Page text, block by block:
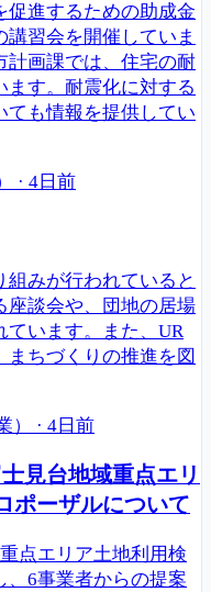
促進するための助成金
習会を開催していま
計画課では、住宅の耐
ます。耐震化に対する
ても情報を提供してい
· 4日前
組みが行われていると
座談会や、団地の居場
ています。また、UR
ちづくりの推進を図
） · 4日前
見台地域重点エリ
ポーザルについて
点エリア土地利用検
、6事業者からの提案